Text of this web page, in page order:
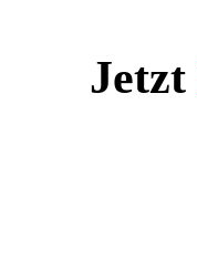
Jetzt